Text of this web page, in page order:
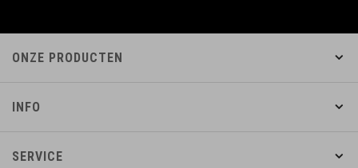
ONZE PRODUCTEN
INFO
SERVICE